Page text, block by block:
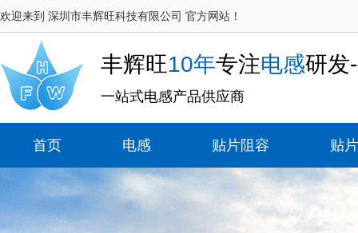
欢迎来到 深圳市丰辉旺科技有限公司 官方网站！
丰辉旺10年专注电感研发
一站式电感产品供应商
首页 电感 贴片阻容 贴